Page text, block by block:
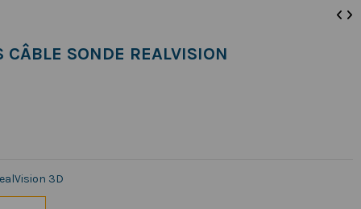
CÂBLE SONDE REALVISION
3D